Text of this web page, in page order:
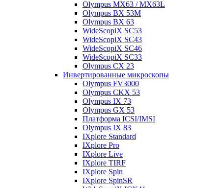
Olympus MX63 / MX63L
Olympus BX 53M
Olympus BX 63
WideScopiX SC53
WideScopiX SC43
WideScopiX SC46
WideScopiX SC33
Olympus CX 23
Инвертированные микроскопы
Olympus FV3000
Olympus CKX 53
Olympus IX 73
Olympus GX 53
Платформа ICSI/IMSI
Olympus IX 83
IXplore Standard
IXplore Pro
IXplore Live
IXplore TIRF
IXplore Spin
IXplore SpinSR